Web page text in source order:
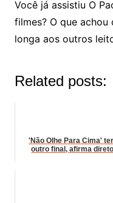
Você já assistiu O
filmes? O que achou
longa aos outros
Related posts:
'Não Olhe Para Cima'
outro final, afirma